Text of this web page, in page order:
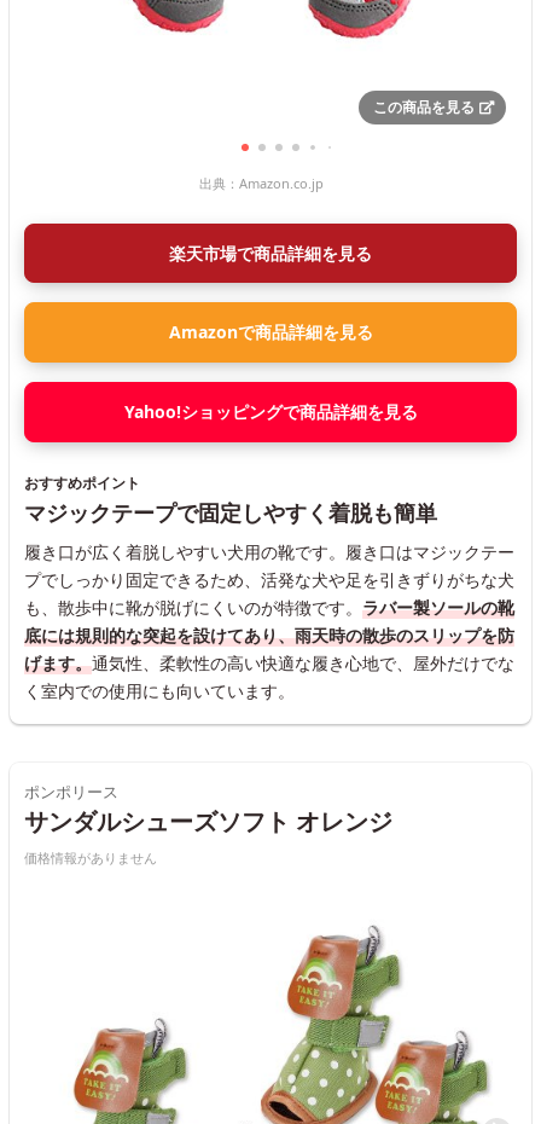
この商品を見る
出典： Amazon.co.jp
楽天市場で商品詳細を見る
Amazonで商品詳細を見る
Yahoo!ショッピングで商品詳細を見る
おすすめポイント
マジックテープで固定しやすく着脱も簡単
履き口が広く着脱しやすい犬用の靴です。履き口はマジックテー
プでしっかり固定できるため、活発な犬や足を引きずりがちな犬
も、散歩中に靴が脱げにくいのが特徴です。 ラバー製ソールの靴
底には規則的な突起を設けてあり、雨天時の散歩のスリップを防
げます。通気性、柔軟性の高い快適な履き心地で、屋外だけでな
く室内での使用にも向いています。
ポンポリース
サンダルシューズソフト オレンジ
価格情報がありません